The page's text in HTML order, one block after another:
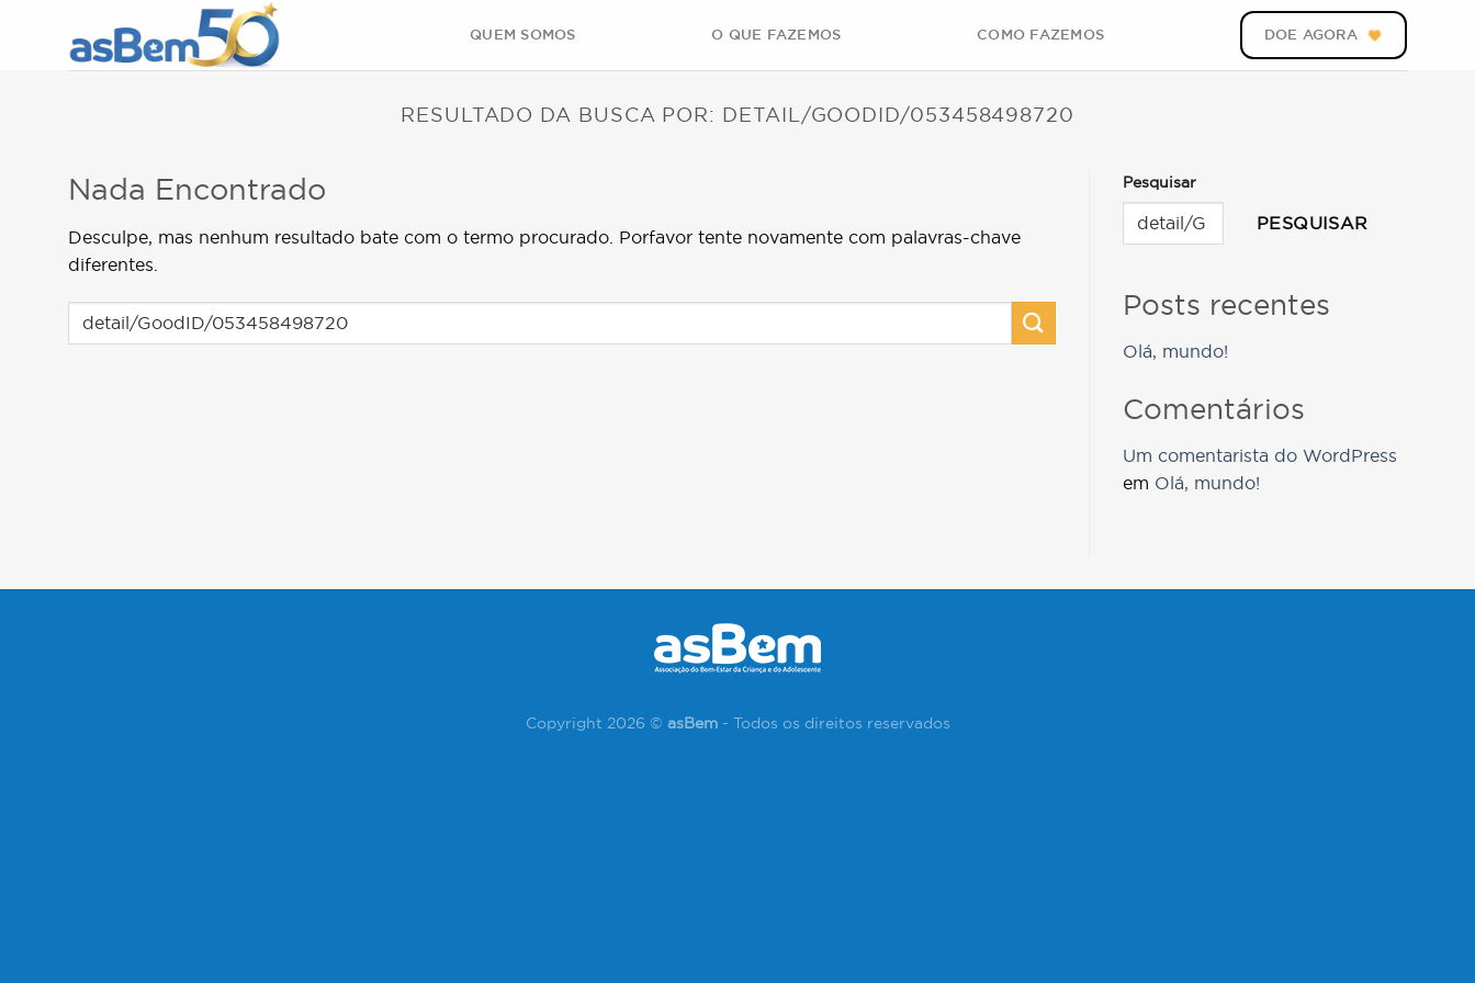
QUEM SOMOS O QUE FAZEMOS COMO FAZEMOS DOE AGORA
RESULTADO DA BUSCA POR: DETAIL/GOODID/053458498720
Nada Encontrado
Desculpe, mas nenhum resultado bate com o termo procurado. Porfavor tente novamente com palavras-chave
diferentes.
Pesquisar
PESQUISAR
Posts recentes
Olá, mundo!
Comentários
Um comentarista do WordPress
em Olá, mundo!
Copyright 2026 © asBem- Todos os direitos reservados